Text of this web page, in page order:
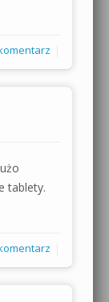
tablety.